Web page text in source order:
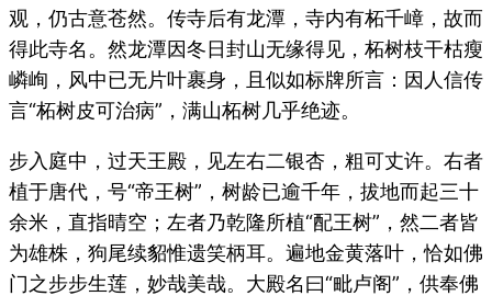
观，仍古意苍然。传寺后有龙潭，寺内有柘千嶂，故而
得此寺名。然龙潭因冬日封山无缘得见，柘树枝干枯瘦
嶙峋，风中已无片叶裹身，且似如标牌所言：因人信传
言“柘树皮可治病”，满山柘树几乎绝迹。
步入庭中，过天王殿，见左右二银杏，粗可丈许。右者
植于唐代，号“帝王树”，树龄已逾千年，拔地而起三十
余米，直指晴空；左者乃乾隆所植“配王树”，然二者皆
为雄株，狗尾续貂惟遗笑柄耳。遍地金黄落叶，恰如佛
门之步步生莲，妙哉美哉。大殿名曰“毗卢阁”，供奉佛